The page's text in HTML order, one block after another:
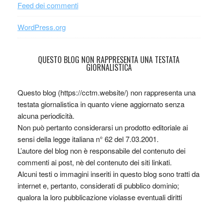
Feed dei commenti
WordPress.org
QUESTO BLOG NON RAPPRESENTA UNA TESTATA
GIORNALISTICA
Questo blog (https://cctm.website/) non rappresenta una
testata giornalistica in quanto viene aggiornato senza
alcuna periodicità.
Non può pertanto considerarsi un prodotto editoriale ai
sensi della legge italiana n° 62 del 7.03.2001.
L’autore del blog non è responsabile del contenuto dei
commenti ai post, nè del contenuto dei siti linkati.
Alcuni testi o immagini inseriti in questo blog sono tratti da
internet e, pertanto, considerati di pubblico dominio;
qualora la loro pubblicazione violasse eventuali diritti